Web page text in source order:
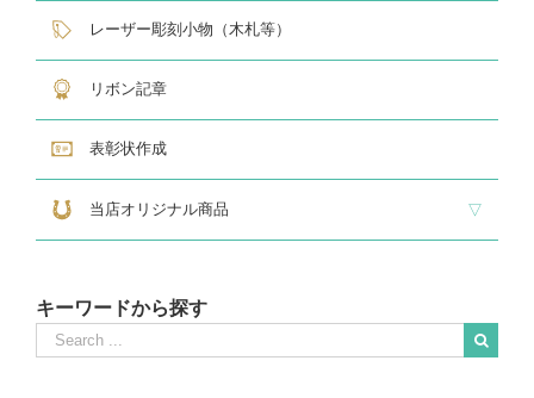
サンドブラスト
レーザー彫刻楯
フルカラーダイレクトプリント
インクジェットプリントエポ
オリジナル木札
レーザー彫刻小物（木札等）
リボン記章
表彰状作成
当店オリジナル商品
キーワードから探す
Search
for: